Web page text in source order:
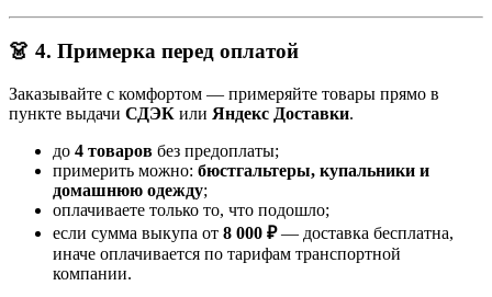
👗 4. Примерка перед оплатой
Заказывайте с комфортом — примеряйте товары прямо в
пункте выдачи СДЭК или Яндекс Доставки.
до 4 товаров без предоплаты;
примерить можно: бюстгальтеры, купальники и
домашнюю одежду;
оплачиваете только то, что подошло;
если сумма выкупа от 8 000 ₽— доставка бесплатна,
иначе оплачивается по тарифам транспортной
компании.